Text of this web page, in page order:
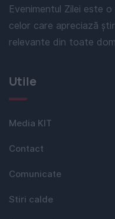
Evenimentul Zilei este
celor care apreciază
relevante din toate
Utile
Media KIT
Contact
Comunicate
Stiri calde